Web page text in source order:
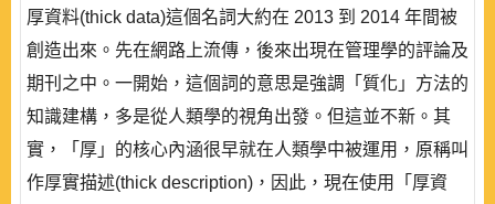
厚資料(thick data)這個名詞大約在 2013 到 2014 年間被
創造出來。先在網路上流傳，後來出現在管理學的評論及
期刊之中。一開始，這個詞的意思是強調「質化」方法的
知識建構，多是從人類學的視角出發。但這並不新。其
實，「厚」的核心內涵很早就在人類學中被運用，原稱叫
作厚實描述(thick description)，因此，現在使用「厚資